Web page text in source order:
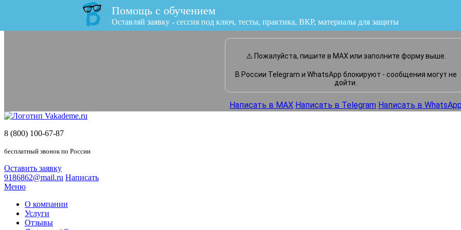
Помощь с обучением
Оставляй заявку - сессия под ключ, тесты, практика, ВКР
или напишите нам прямо сейчас
⚠️ Пожалуйста, пишите в MAX или заполните форму выше.
В России Telegram и WhatsApp блокируют - сообщения могут не
дойти.
Написать в MAX Написать в Telegram Написать в
8 (800) 100-67-87
бесплатный звонок по России
Оставить заявку
9186862@mail.ru Написать
Меню
О компании
Услуги
Отзывы